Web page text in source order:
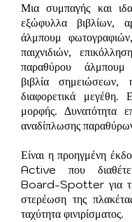
Μια συμπαγής και
εξώφυλλα βιβλίων,
άλμπουμ
παιχνιδιών,
παραθύρου άλμπουμ
βιβλία σημειώσεων,
διαφορετικά μεγέθη.
μορφής. Δυνατότητα
αναδίπλωσης
Είναι η προηγμένη
Active που
Board-Spotter για
στερέωση της
ταχύτητα φινιρίσματος.